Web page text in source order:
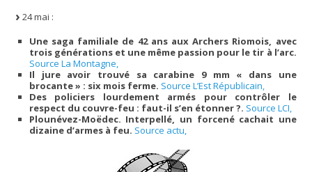
24 mai :
Une saga familiale de 42 ans aux Archers Riomois, avec
trois générations et une même passion pour le tir à l’arc.
Source La Montagne,
Il jure avoir trouvé sa carabine 9 mm « dans une
brocante » : six mois ferme. Source L’Est Républicain,
Des policiers lourdement armés pour contrôler le
respect du couvre-feu : faut-il s’en étonner ?. Source LCI,
Plounévez-Moëdec. Interpellé, un forcené cachait une
dizaine d’armes à feu. Source actu,